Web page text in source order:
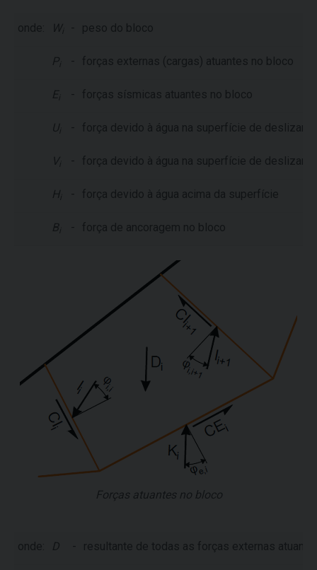
onde: W - peso do bloco
P - forças externas (cargas) atuantes no bloco
E - forças sísmicas atuantes no bloco
U - força devido à água na superfície de
V - força devido à água na superfície de
H - força devido à água acima da superfície
B - força de ancoragem no bloco
Forças atuantes no bloco
onde: D - resultante de todas as forças externas